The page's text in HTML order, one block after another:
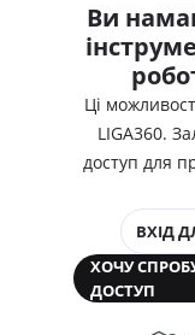
Ви
Ці
LIGA360.
доступ для
ВХІД
ХОЧУ
ДОСТУП